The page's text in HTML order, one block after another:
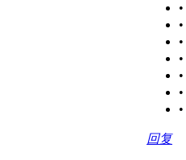
•
•
•
•
•
•
•
回复